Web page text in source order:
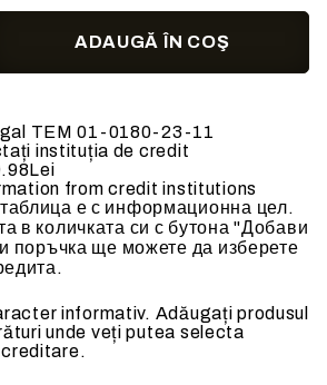
TEM 01-0180-23-11
instituția de credit
from credit institutions
е с информационна цел.
в количката си с бутона "Добави
поръчка ще можете да изберете
informativ. Adăugați produsul
unde veți putea selecta